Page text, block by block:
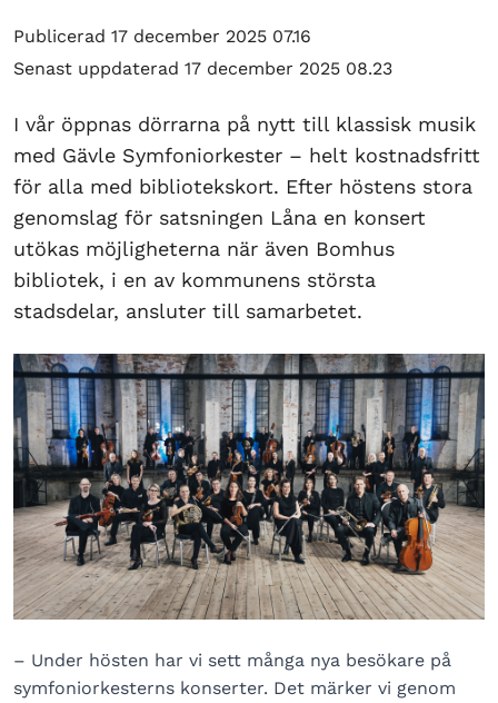
Publicerad 17 december 2025 07.16
Senast uppdaterad 17 december 2025 08.23
I vår öppnas dörrarna på nytt till klassisk musik
med Gävle Symfoniorkester – helt kostnadsfritt
för alla med bibliotekskort. Efter höstens stora
genomslag för satsningen Låna en konsert
utökas möjligheterna när även Bomhus
bibliotek, i en av kommunens största
stadsdelar, ansluter till samarbetet.
– Under hösten har vi sett många nya besökare på
symfoniorkesterns konserter. Det märker vi genom